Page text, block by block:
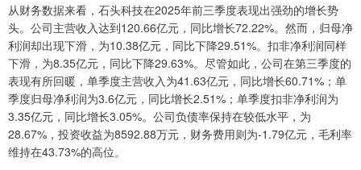
从财务数据来看，石头科技在2025年前三季度表现出强劲的增长势
头。公司主营收入达到120.66亿元，同比增长72.22%。然而，归母净
利润却出现下滑，为10.38亿元，同比下降29.51%。扣非净利润同样
下滑，为8.35亿元，同比下降29.63%。尽管如此，公司在第三季度的
表现有所回暖，单季度主营收入为41.63亿元，同比增长60.71%；单
季度归母净利润为3.6亿元，同比增长2.51%；单季度扣非净利润为
3.35亿元，同比增长3.05%。公司负债率保持在较低水平，为
28.67%，投资收益为8592.88万元，财务费用则为-1.79亿元，毛利率
维持在43.73%的高位。